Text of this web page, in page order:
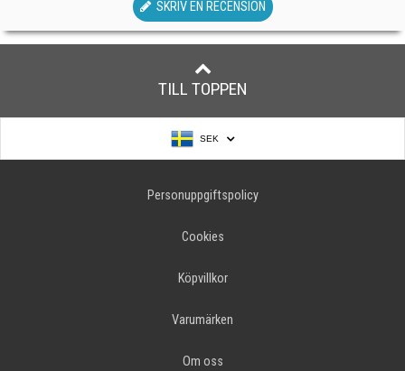
SKRIV EN RECENSION
TILL TOPPEN
SEK
Personuppgiftspolicy
Cookies
Köpvillkor
Varumärken
Om oss